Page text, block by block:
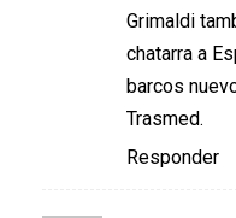
Grimaldi
chatarra a
barcos
Trasmed.
Responder